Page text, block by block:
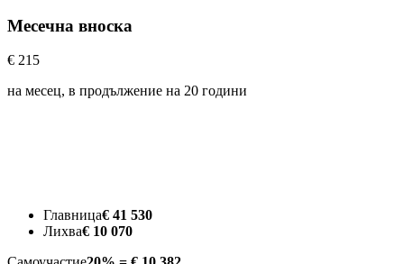
Месечна вноска
€ 215
на месец, в продължение на 20 години
Главница€ 41 530
Лихва€ 10 070